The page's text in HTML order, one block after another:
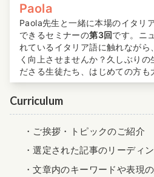
Paola
Paola先生と一緒に本場のイタリ
できるセミナーの第3回です。ニ
れているイタリア語に触れながら
く向上させませんか？久しぶりの
ださる生徒たち、はじめての方も
Curriculum
・ご挨拶・トピックのご紹介
・選定された記事のリーディ
・文章内のキーワードや表現